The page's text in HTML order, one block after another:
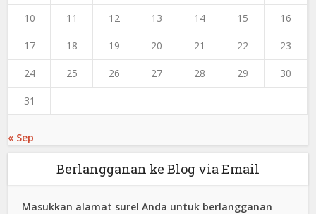
10 11 12 13 14 15 16
17 18 19 20 21 22 23
24 25 26 27 28 29 30
31
« Sep
Berlangganan ke Blog via Email
Masukkan alamat surel Anda untuk berlangganan